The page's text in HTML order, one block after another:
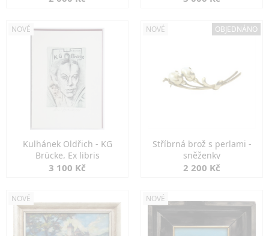
NOVÉ
Kulhánek Oldřich - KG
Brücke, Ex libris
3 100 Kč
NOVÉ OBJEDNÁNO
Stříbrná brož s perlami -
sněženky
2 200 Kč
NOVÉ NOVÉ